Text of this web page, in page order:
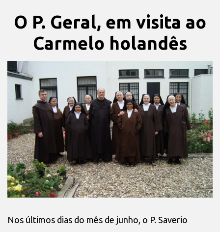
O P. Geral, em visita ao
Carmelo holandês
Nos últimos dias do mês de junho, o P. Saverio